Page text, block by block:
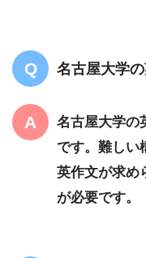
名古屋大学
名古屋大学の
です。難しい
英作文が求め
が必要です。